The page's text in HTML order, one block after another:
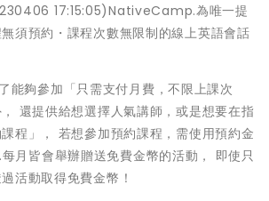
17:15:05)NativeCamp.為唯一提
須預約・課程次數無限制的線上英語會話
夠參加「只需支付月費，不限上課次
還提供給想選擇人氣講師，或是想要在指
程」， 若想參加預約課程，需使用預約金
月皆會舉辦贈送免費金幣的活動， 即使只
活動取得免費金幣！